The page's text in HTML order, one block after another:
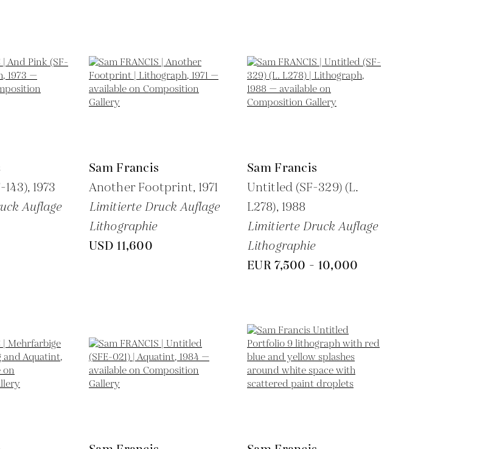
1973
Auflage
Sam Francis
Another Footprint, 1971
Limitierte Druck Auflage
Lithographie
USD 11,600
Sam Francis
Untitled (SF-329) (L.
L278), 1988
Limitierte Druck Auflage
Lithographie
EUR 7,500 - 10,000